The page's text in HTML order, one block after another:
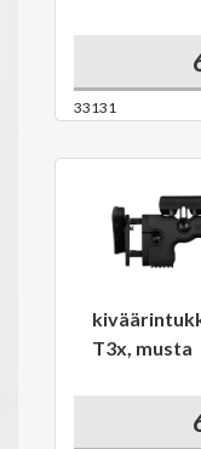
33131
T3x, musta